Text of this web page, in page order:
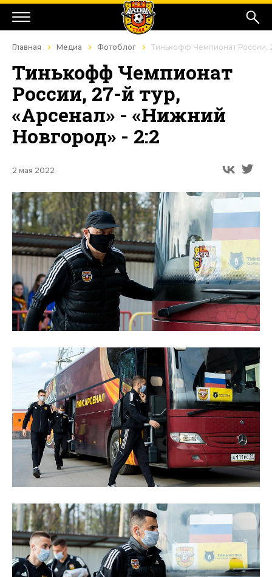
Главная Медиа Фотоблог Тинькофф Чемпионат России,
Тинькофф Чемпионат
России, 27-й тур,
«Арсенал» - «Нижний
Новгород» - 2:2
2 мая 2022